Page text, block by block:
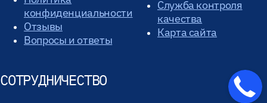
конфиденциальности
Отзывы
Вопросы и ответы
Служба контроля
качества
Карта сайта
СОТРУДНИЧЕСТВО